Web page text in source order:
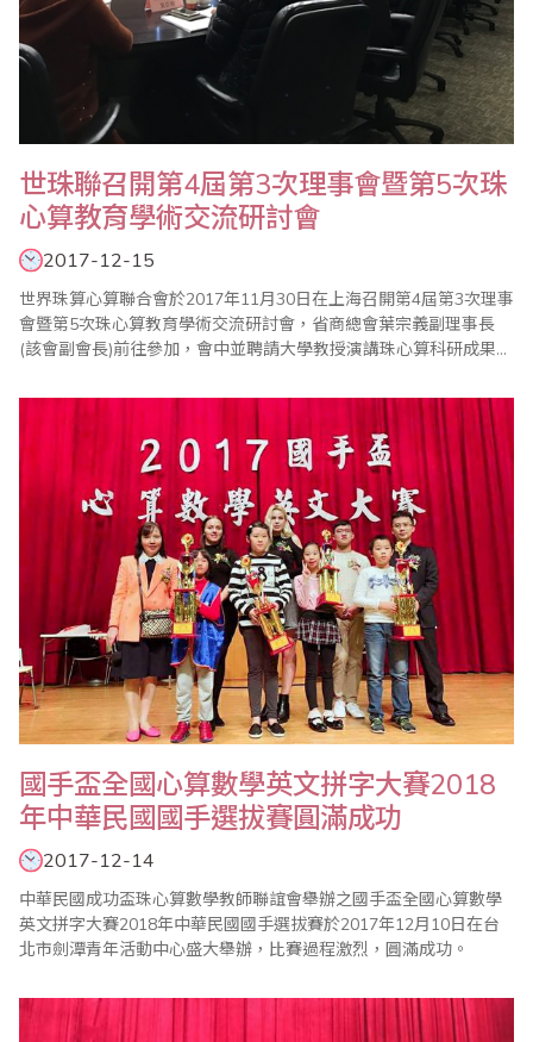
世珠聯召開第4屆第3次理事會暨第5次珠
心算教育學術交流研討會
2017-12-15
世界珠算心算聯合會於2017年11月30日在上海召開第4屆第3次理事
會暨第5次珠心算教育學術交流研討會，省商總會葉宗義副理事長
(該會副會長)前往參加，會中並聘請大學教授演講珠心算科研成果及
國手盃全國心算數學英文拼字大賽2018
年中華民國國手選拔賽圓滿成功
2017-12-14
中華民國成功盃珠心算數學教師聯誼會舉辦之國手盃全國心算數學
英文拼字大賽2018年中華民國國手選拔賽於2017年12月10日在台
北市劍潭青年活動中心盛大舉辦，比賽過程激烈，圓滿成功。